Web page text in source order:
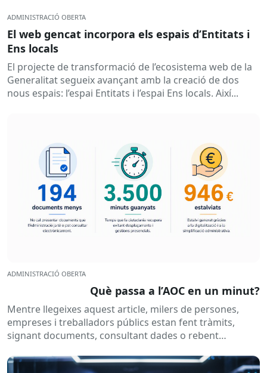
ADMINISTRACIÓ OBERTA
El web gencat incorpora els espais d’Entitats i
Ens locals
El projecte de transformació de l’ecosistema web de la
Generalitat segueix avançant amb la creació de dos
nous espais: l’espai Entitats i l’espai Ens locals. Així...
ADMINISTRACIÓ OBERTA
Què passa a l’AOC en un minut?
Mentre llegeixes aquest article, milers de persones,
empreses i treballadors públics estan fent tràmits,
signant documents, consultant dades o rebent
habitualment...